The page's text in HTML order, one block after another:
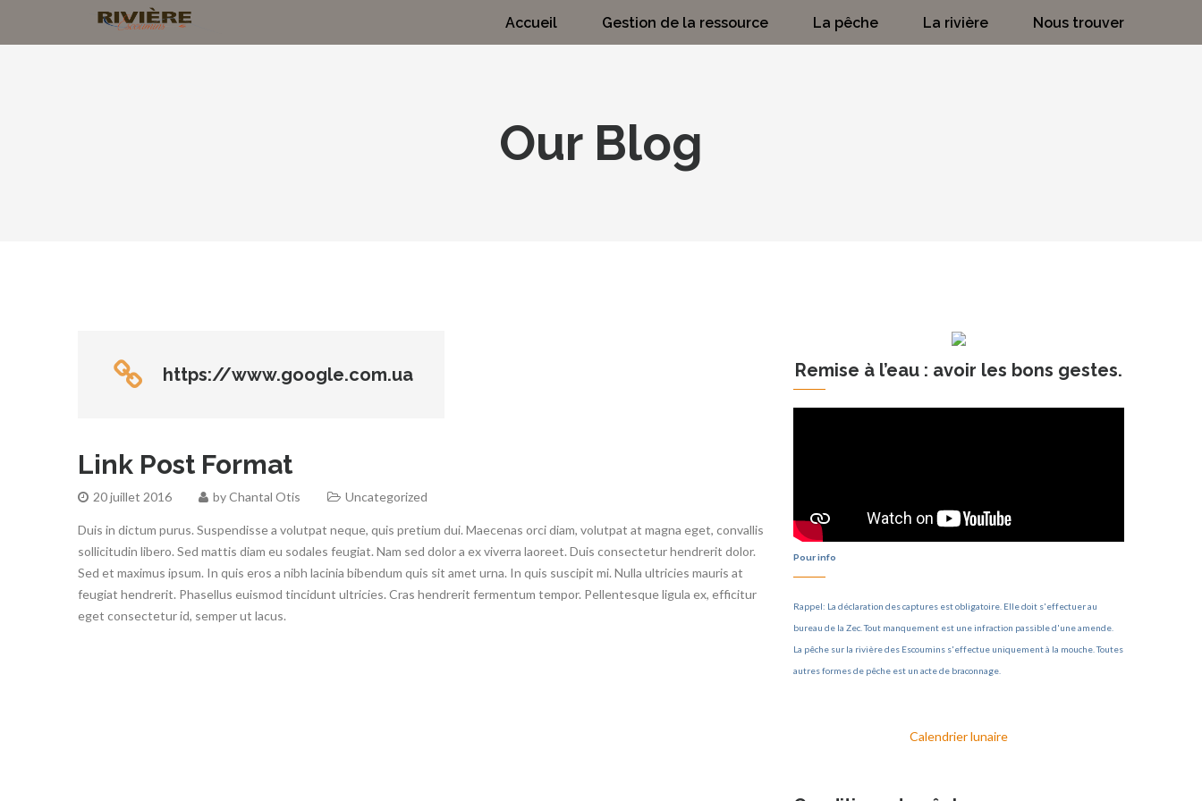
Accueil Gestion de la ressource La pêche La rivière Nous trouver
Our Blog
https://www.google.com.ua
Link Post Format
20 juillet 2016 byChantal Otis Uncategorized
Duis in dictum purus. Suspendisse a volutpat neque, quis pretium dui. Maecenas orci diam, volutpat at magna eget, convallis
sollicitudin libero. Sed mattis diam eu sodales feugiat. Nam sed dolor a ex viverra laoreet. Duis consectetur hendrerit dolor.
Sed et maximus ipsum. In quis eros a nibh lacinia bibendum quis sit amet urna. In quis suscipit mi. Nulla ultricies mauris at
feugiat hendrerit. Phasellus euismod tincidunt ultricies. Cras hendrerit fermentum tempor. Pellentesque ligula ex, efficitur
eget consectetur id, semper ut lacus.
Remise à l’eau : avoir les bons gestes.
Pour info
Rappel: La déclaration des captures est obligatoire. Elle doit s'effectuer au
bureau de la Zec. Tout manquement est une infraction passible d'une amende.
La pêche sur la rivière des Escoumins s'effectue uniquement à la mouche. Toutes
autres formes de pêche est un acte de braconnage.
Calendrier lunaire